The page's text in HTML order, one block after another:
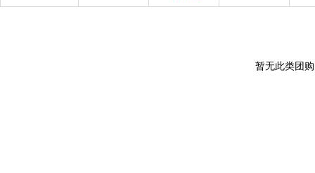
暂无此类团